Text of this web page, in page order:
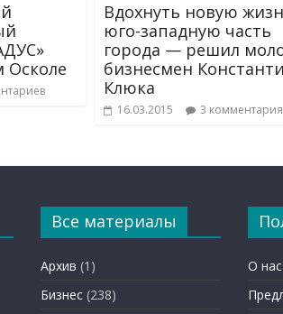
Осколе
Вдохнуть новую
юго-западную часть
города — решил
бизнесмен
Клюка
16.03.2015 3 комментария
Все материалы
Архив (1)
Бизнес (238)
О нас